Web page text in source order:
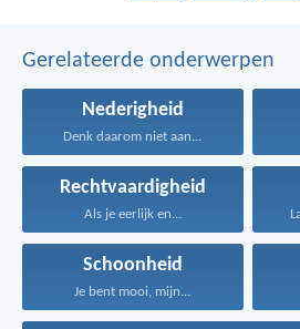
Gerelateerde onderwerpen
Nederigheid
Denk daarom niet aan...
Rechtvaardigheid
Als je eerlijk en...
Schoonheid
Je bent mooi, mijn...